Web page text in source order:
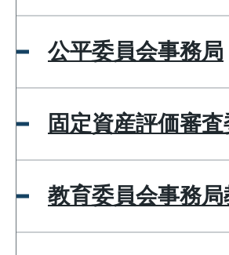
公平委員会事務局
固定資産評価審
教育委員会事務